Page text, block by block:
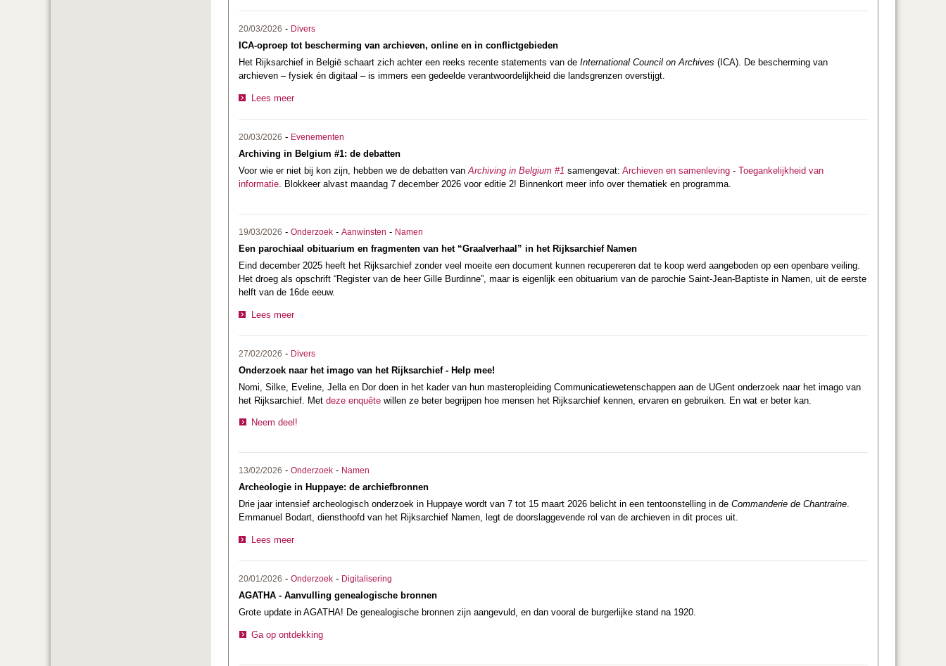
20/03/2026 - Divers
ICA-oproep tot bescherming van archieven, online en in conflictgebieden
Het Rijksarchief in België schaart zich achter een reeks recente statements van de International Council on Archives (ICA). De bescherming van
archieven – fysiek én digitaal – is immers een gedeelde verantwoordelijkheid die landsgrenzen overstijgt.
Lees meer
20/03/2026 - Evenementen
Archiving in Belgium #1: de debatten
Voor wie er niet bij kon zijn, hebben we de debatten vanArchiving in Belgium #1 samengevat: Archieven en samenleving- Toegankelijkheid van
informatie. Blokkeer alvast maandag 7 december 2026 voor editie 2! Binnenkort meer info over thematiek en programma.
19/03/2026 - Onderzoek- Aanwinsten - Namen
Een parochiaal obituarium en fragmenten van het “Graalverhaal” in het Rijksarchief Namen
Eind december 2025 heeft het Rijksarchief zonder veel moeite een document kunnen recupereren dat te koop werd aangeboden op een openbare veiling.
Het droeg als opschrift “Register van de heer Gille Burdinne”, maar is eigenlijk een obituarium van de parochie Saint-Jean-Baptiste in Namen, uit de eerste
helft van de 16de eeuw.
Lees meer
27/02/2026 - Divers
Onderzoek naar het imago van het Rijksarchief - Help mee!
Nomi, Silke, Eveline, Jella en Dor doen in het kader van hun masteropleiding Communicatiewetenschappen aan de UGent onderzoek naar het imago van
het Rijksarchief. Met deze enquêtewillen ze beter begrijpen hoe mensen het Rijksarchief kennen, ervaren en gebruiken. En wat er beter kan.
Neem deel!
13/02/2026 - Onderzoek- Namen
Archeologie in Huppaye: de archiefbronnen
Drie jaar intensief archeologisch onderzoek in Huppaye wordt van 7 tot 15 maart 2026 belicht in een tentoonstelling in de Commanderie de Chantraine.
Emmanuel Bodart, diensthoofd van het Rijksarchief Namen, legt de doorslaggevende rol van de archieven in dit proces uit.
Lees meer
20/01/2026 - Onderzoek- Digitalisering
AGATHA - Aanvulling genealogische bronnen
Grote update in AGATHA! De genealogische bronnen zijn aangevuld, en dan vooral de burgerlijke stand na 1920.
Ga op ontdekking